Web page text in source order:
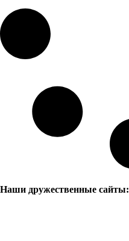
Наши дружественные сайты: